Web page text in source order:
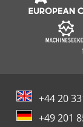
+44 20
+49 201